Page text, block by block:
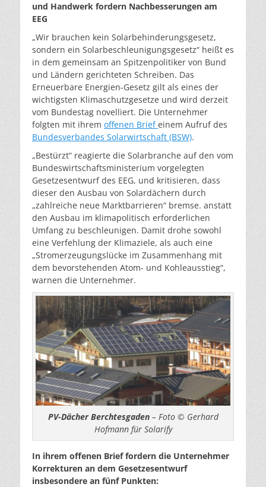
und Handwerk fordern Nachbesserungen am
EEG
„Wir brauchen kein Solarbehinderungsgesetz,
sondern ein Solarbeschleunigungsgesetz“ heißt es
in dem gemeinsam an Spitzenpolitiker von Bund
und Ländern gerichteten Schreiben. Das
Erneuerbare Energien-Gesetz gilt als eines der
wichtigsten Klimaschutzgesetze und wird derzeit
vom Bundestag novelliert. Die Unternehmer
folgten mit ihrem offenen Briefeinem Aufruf des
Bundesverbandes Solarwirtschaft (BSW).
„Bestürzt“ reagierte die Solarbranche auf den vom
Bundeswirtschaftsministerium vorgelegten
Gesetzesentwurf des EEG, und kritisieren, dass
dieser den Ausbau von Solardächern durch
„zahlreiche neue Marktbarrieren“ bremse. anstatt
den Ausbau im klimapolitisch erforderlichen
Umfang zu beschleunigen. Damit drohe sowohl
eine Verfehlung der Klimaziele, als auch eine
„Stromerzeugungslücke im Zusammenhang mit
dem bevorstehenden Atom- und Kohleausstieg“,
warnen die Unternehmer.
PV-Dächer Berchtesgaden– Foto © Gerhard
Hofmann für Solarify
In ihrem offenen Brief fordern die Unternehmer
Korrekturen an dem Gesetzesentwurf
insbesondere an fünf Punkten: